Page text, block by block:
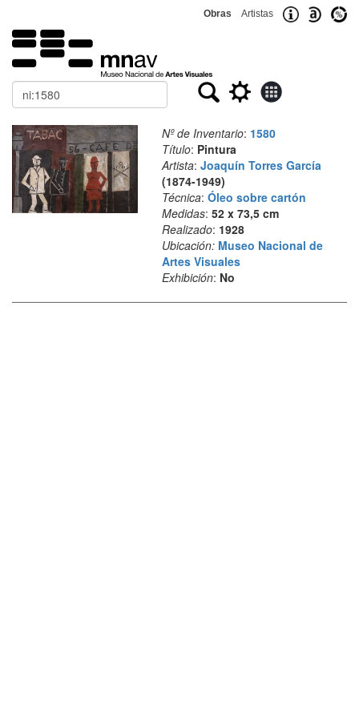
Obras Artistas
Buscar
Nº de Inventario: 1580
Título: Pintura
Artista: Joaquín Torres García
(1874-1949)
Técnica: Óleo sobre cartón
Medidas: 52 x 73,5 cm
Realizado: 1928
Ubicación: Museo Nacional de
Artes Visuales
Exhibición: No